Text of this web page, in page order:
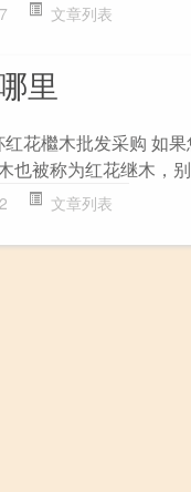
文章列表
里
花檵木批发采购 如
也被称为红花继木，
文章列表